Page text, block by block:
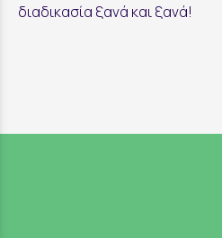
διαδικασία ξανά και ξανά!